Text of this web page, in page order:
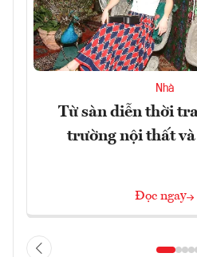
Nhà
Từ sàn diễn thời
trường nội thất
Đọc ngay